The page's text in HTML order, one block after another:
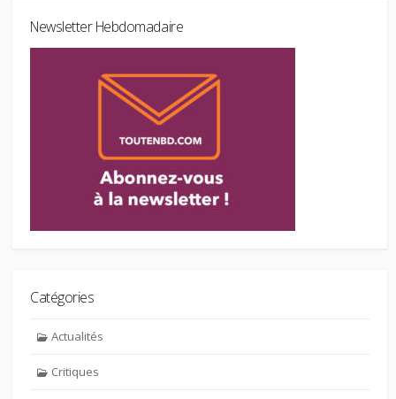
Newsletter Hebdomadaire
Catégories
Actualités
Critiques